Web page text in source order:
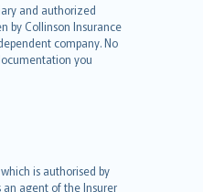
and authorized
by Collinson Insurance
company. No
you
is authorised by
agent of the Insurer